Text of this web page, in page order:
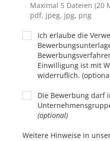
Maximal 5 Dateien (20
pdf, jpeg, jpg, png
Ich erlaube die
Einwilligung ist mit
widerruflich.
Die Bewerbung darf
(optional)
Weitere Hinweise in